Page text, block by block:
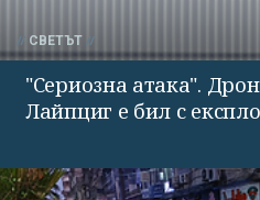
СВЕТЪТ
"Сериозна атака".
Лайпциг е бил с